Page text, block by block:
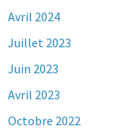
Avril 2024
Juillet 2023
Juin 2023
Avril 2023
Octobre 2022